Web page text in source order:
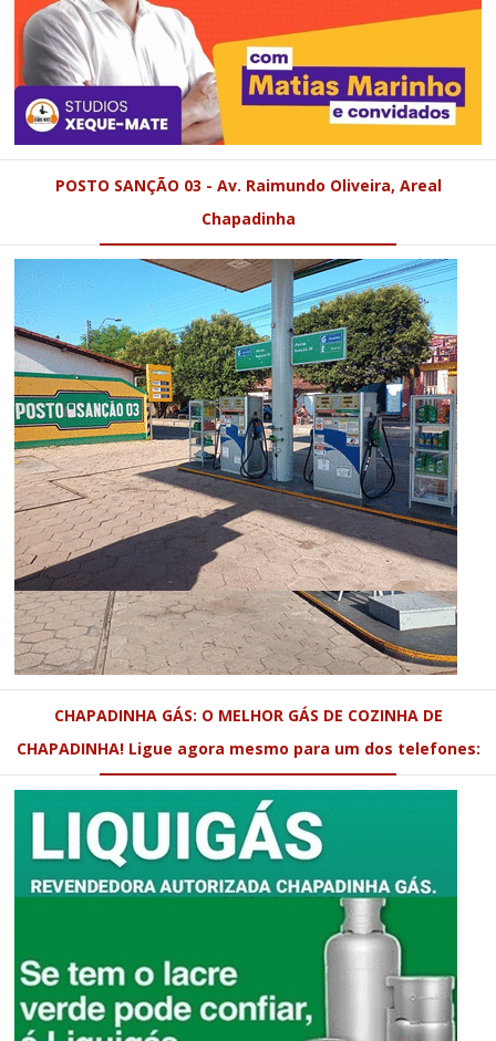
POSTO SANÇÃO 03 - Av. Raimundo Oliveira, Areal
Chapadinha
CHAPADINHA GÁS: O MELHOR GÁS DE COZINHA DE
CHAPADINHA! Ligue agora mesmo para um dos telefones: